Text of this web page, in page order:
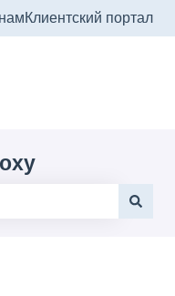
переводов
Клиентский портал